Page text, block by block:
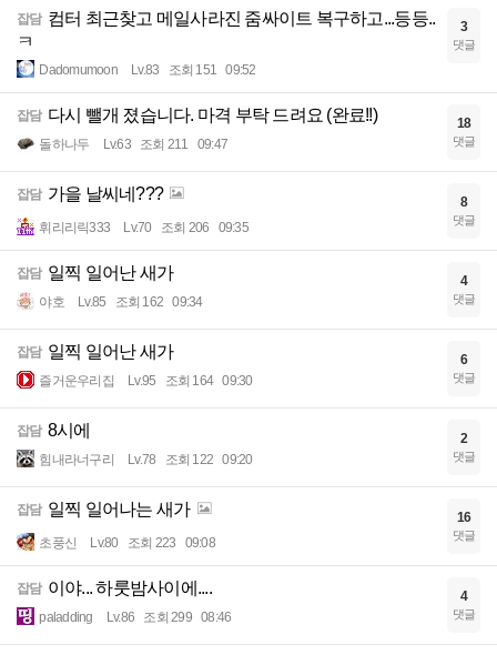
잡담 컴터 최근찾고 메일사라진 줌싸이트 복구하고...등등..
ㅋ
Dadomumoon Lv.83 조회 151 09:52
3
댓글
잡담 다시 뺄개 졌습니다. 마격 부탁 드려요 (완료!!)
돌하나두 Lv.63 조회 211 09:47
18
댓글
잡담 가을 날씨네???
휘리리릭333 Lv.70 조회 206 09:35
8
댓글
잡담 일찍 일어난 새가
야호 Lv.85 조회 162 09:34
4
댓글
잡담 일찍 일어난 새가
즐거운우리집 Lv.95 조회 164 09:30
6
댓글
잡담 8시에
힘내라너구리 Lv.78 조회 122 09:20
2
댓글
잡담 일찍 일어나는 새가
초풍신 Lv.80 조회 223 09:08
16
댓글
잡담 이야... 하룻밤사이에....
paladding Lv.86 조회 299 08:46
4
댓글